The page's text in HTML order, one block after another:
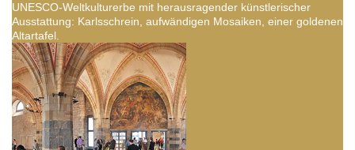
UNESCO-Weltkulturerbe mit herausragender künstlerischer
Ausstattung: Karlsschrein, aufwändigen Mosaiken, einer goldenen
Altartafel.